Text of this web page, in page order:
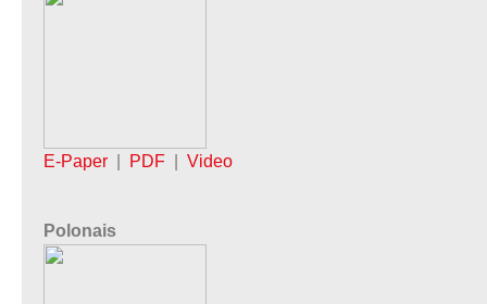
E-Paper PDF Video
Polonais